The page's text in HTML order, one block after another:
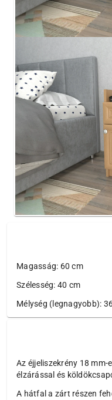
Magasság: 60 cm
Szélesség: 40 cm
Mélység (legnagyobb):
Az éjjeliszekrény 18
élzárással és
A hátfal a zárt részen